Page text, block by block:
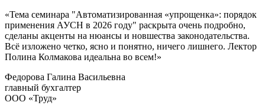
«Тема семинара "Автоматизированная «упрощенка»: порядок
применения АУСН в 2026 году" раскрыта очень подробно,
сделаны акценты на нюансы и новшества законодательства.
Всё изложено четко, ясно и понятно, ничего лишнего. Лектор
Полина Колмакова идеальна во всем!»
Федорова Галина Васильевна
главный бухгалтер
ООО «Труд»